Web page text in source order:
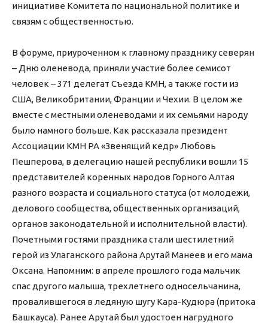
инициативе Комитета по национальной политике и
связям с общественностью.
В форуме, приуроченном к главному празднику северян
– Дню оленевода, приняли участие более семисот
человек – 371 делегат Съезда КМН, а также гости из
США, Великобритании, Франции и Чехии. В целом же
вместе с местными оленеводами и их семьями народу
было намного больше. Как рассказала президент
Ассоциации КМН РА «Звенящий кедр» Любовь
Пешперова, в делегацию нашей республики вошли 15
представителей коренных народов Горного Алтая
разного возраста и социального статуса (от молодежи,
делового сообщества, общественных организаций,
органов законодательной и исполнительной власти).
Почетными гостями праздника стали шестилетний
герой из Улаганского района Арутай Манеев и его мама
Оксана. Напомним: в апреле прошлого года мальчик
спас другого малыша, трехлетнего односельчанина,
провалившегося в ледяную шугу Кара-Кудюра (притока
Башкауса). Ранее Арутай был удостоен нагрудного